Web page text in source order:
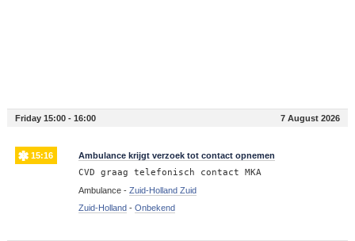
Friday 15:00 - 16:00 7 August 2026
15:16 Ambulance krijgt verzoek tot contact opnemen
CVD graag telefonisch contact MKA
Ambulance - Zuid-Holland Zuid
Zuid-Holland - Onbekend